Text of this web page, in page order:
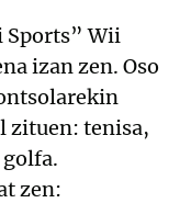
Sports” Wii
izan zen. Oso
zituen: tenisa,
zen: